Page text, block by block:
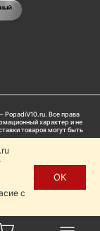
PopadiV10.ru. Все права
характер и не
товаров могут быть
с условиями,
Popadiv10 запрещено,
Popadiv10.
с
ОК